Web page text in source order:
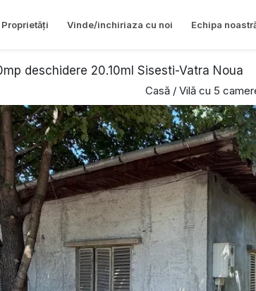
Proprietăți Vinde/inchiriaza cu noi Echipa
deschidere 20.10ml Sisesti-Vatra Noua
Casă / Vilă cu 5